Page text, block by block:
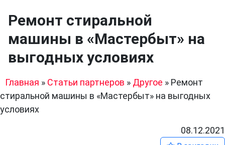
Ремонт стиральной
машины в «Мастербыт» на
выгодных условиях
Главная » Статьи партнеров » Другое » Ремонт
стиральной машины в «Мастербыт» на выгодных
условиях
08.12.2021